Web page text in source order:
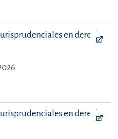
en derecho
en derecho